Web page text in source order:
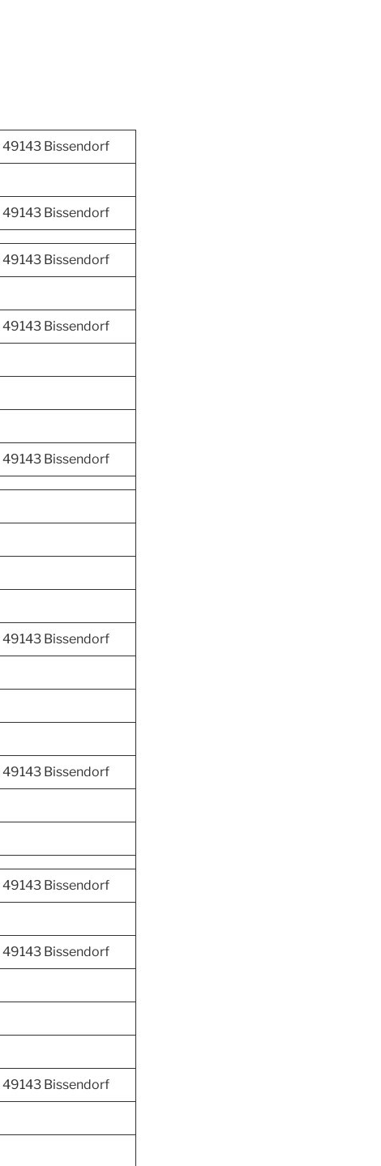
49143 Bissendorf
49143 Bissendorf
49143 Bissendorf
49143 Bissendorf
49143 Bissendorf
49143 Bissendorf
49143 Bissendorf
49143 Bissendorf
49143 Bissendorf
49143 Bissendorf